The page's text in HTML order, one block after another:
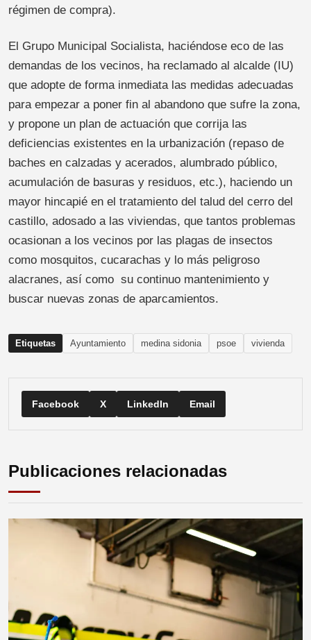
régimen de compra).
El Grupo Municipal Socialista, haciéndose eco de las
demandas de los vecinos, ha reclamado al alcalde (IU)
que adopte de forma inmediata las medidas adecuadas
para empezar a poner fin al abandono que sufre la zona,
y propone un plan de actuación que corrija las
deficiencias existentes en la urbanización (repaso de
baches en calzadas y acerados, alumbrado público,
acumulación de basuras y residuos, etc.), haciendo un
mayor hincapié en el tratamiento del talud del cerro del
castillo, adosado a las viviendas, que tantos problemas
ocasionan a los vecinos por las plagas de insectos
como mosquitos, cucarachas y lo más peligroso
alacranes, así como su continuo mantenimiento y
buscar nuevas zonas de aparcamientos.
Etiquetas Ayuntamiento medina sidonia psoe vivienda
Facebook X LinkedIn Email
Publicaciones relacionadas